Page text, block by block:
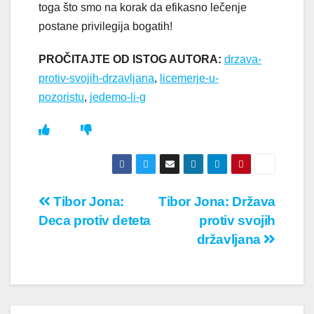
toga što smo na korak da efikasno lečenje
postane privilegija bogatih!
PROČITAJTE OD ISTOG AUTORA: drzava-
protiv-svojih-drzavljana, licemerje-u-
pozoristu, jedemo-li-g
Кретање
чланка
Tibor Jona: Država
protiv svojih
državljana
Tibor Jona:
Deca protiv deteta